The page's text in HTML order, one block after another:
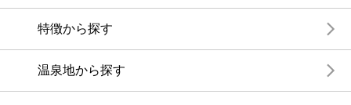
特徴から探す
温泉地から探す